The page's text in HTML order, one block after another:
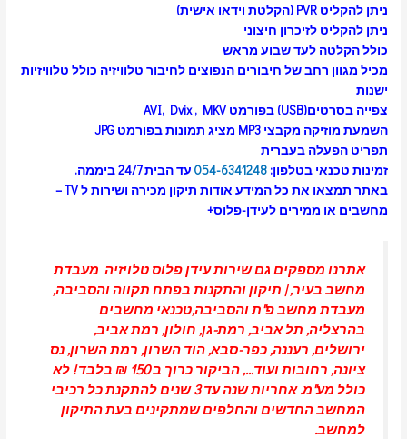
ניתן להקליט PVR (הקלטת וידאו אישית)
ניתן להקליט לזיכרון חיצוני
כולל הקלטה לעד שבוע מראש
מכיל מגוון רחב של חיבורים הנפוצים לחיבור טלוויזיה כולל טלוויזיות
ישנות
צפייה בסרטים(USB) בפורמט AVI, Dvix , MKV
השמעת מוזיקה מקבצי MP3 מציג תמונות בפורמט JPG
תפריט הפעלה בעברית
זמינות טכנאי בטלפון:054-6341248 עד הבית 24/7 ביממה.
באתר תמצאו את כל המידע אודות תיקון מכירה ושירות ל TV –
מחשבים או ממירים לעידן-פלוס+
אתרנו מספקים גם שירות עידן פלוס טלויזיה מעבדת
מחשב בעיר, | תיקון והתקנות בפתח תקווה והסביבה,
מעבדת מחשב פ"ת והסביבה,טכנאי מחשבים
בהרצליה, תל אביב, רמת-גן, חולון, רמת אביב,
ירושלים, רעננה,כפר-סבא,הוד השרון, רמת השרון,נס
ציונה, רחובות
ועוד…, הביקור כרוך ב 150 ₪ בלבד ! לא
כולל מע"מ. אחריות שנה עד 3 שנים להתקנת כל רכיבי
המחשב החדשים והחלפים שמתקינים בעת התיקון
למחשב.